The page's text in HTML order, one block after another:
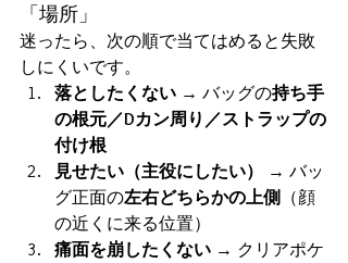
「場所」
迷ったら、次の順で当てはめると失敗
しにくいです。
落としたくない → バッグの持ち手
の根元／Dカン周り／ストラップの
付け根
見せたい（主役にしたい）
→ バッ
グ正面の左右どちらかの上側 （顔
の近くに来る位置）
痛面を崩したくない → クリアポケ